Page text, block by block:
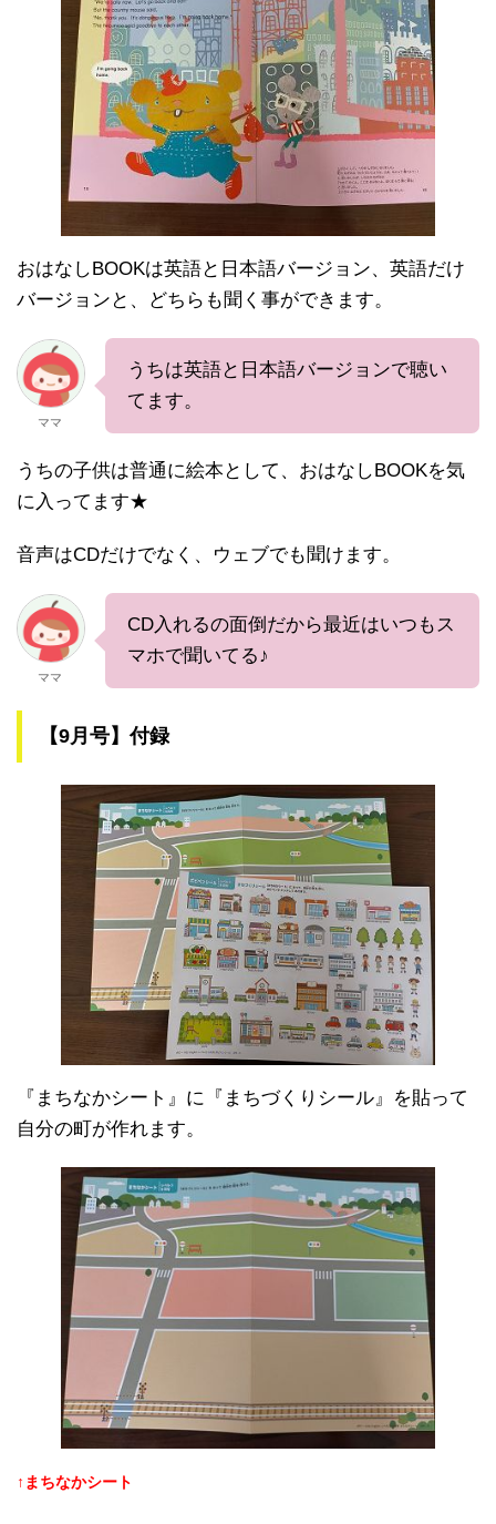
おはなしBOOKは英語と日本語バージョン、英語だけ
バージョンと、どちらも聞く事ができます。
ママ
うちは英語と日本語バージョンで聴い
てます。
うちの子供は普通に絵本として、おはなしBOOKを気
に入ってます★
音声はCDだけでなく、ウェブでも聞けます。
ママ
CD入れるの面倒だから最近はいつもス
マホで聞いてる♪
【9月号】付録
『まちなかシート』に『まちづくりシール』を貼って
自分の町が作れます。
↑まちなかシート